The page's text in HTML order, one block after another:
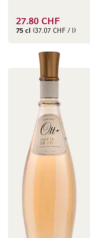
27.80 CHF
75 cl (37.07 CHF / l)